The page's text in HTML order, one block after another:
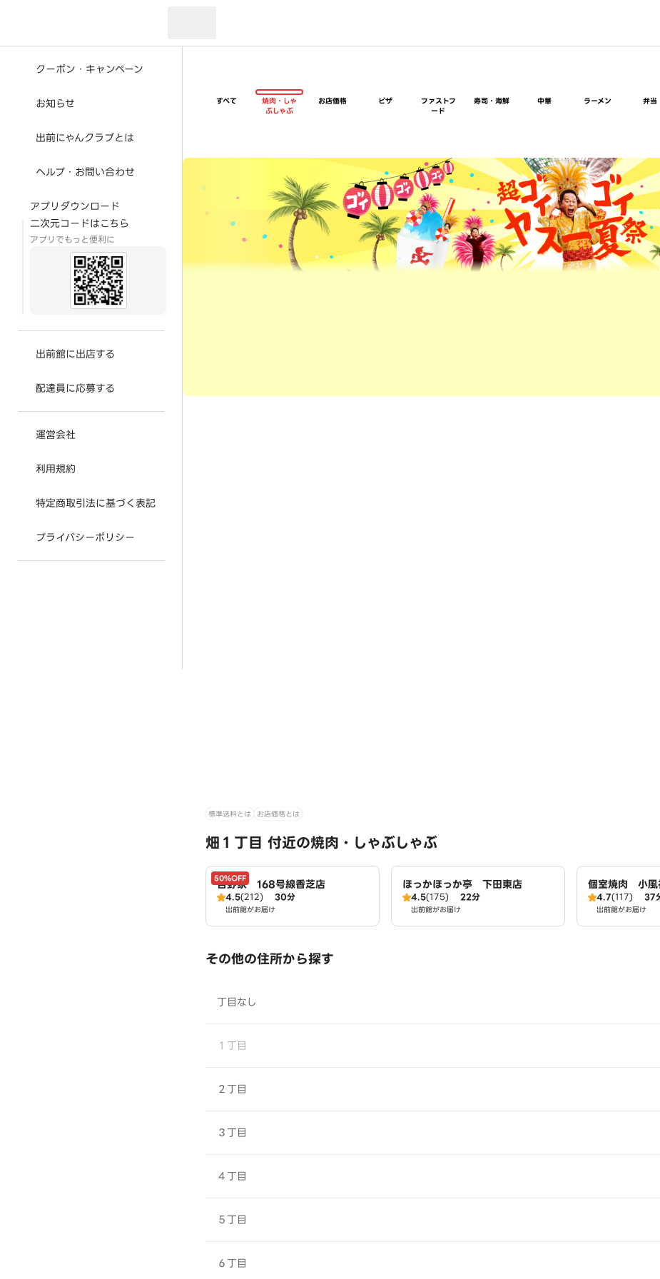
クーポン・キャンペーン
お知らせ
出前にゃんクラブとは
ヘルプ・お問い合わせ
アプリダウンロード
二次元コードはこちら
アプリでもっと便利に
出前館に出店する
配達員に応募する
運営会社
利用規約
特定商取引法に基づく表記
プライバシーポリシー
すべて
焼肉・しゃ
ぶしゃぶ
お店価格 ピザ
ファストフ
ード
寿司・海鮮 中華 ラーメン 弁当
超ゴイゴイヤスー夏祭
標準送料とは お店価格とは
畑１丁目 付近の焼肉・しゃぶしゃぶ
50%OFF
吉野家 168号線香芝店
4.5(212) 30分
出前館がお届け
ほっかほっか亭 下田東店
4.5(175) 22分
出前館がお届け
個室焼肉 小風
4.7(117) 37
出前館がお届け
その他の住所から探す
丁目なし
１丁目
２丁目
３丁目
４丁目
５丁目
６丁目